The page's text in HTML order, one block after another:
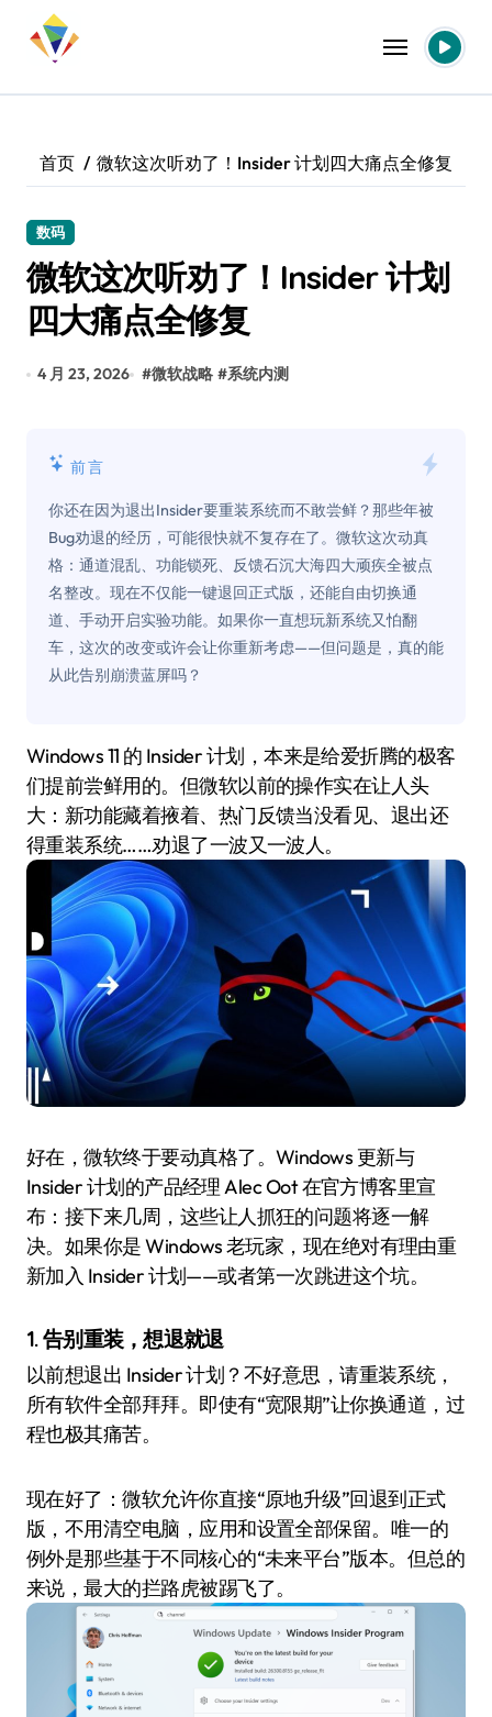
首页 微软这次听劝了！Insider 计划四大痛点全修复
数码
微软这次听劝了！Insider 计划
四大痛点全修复
4 月 23, 2026 #微软战略 #系统内测
前言
你还在因为退出Insider要重装系统而不敢尝鲜？那些年被
Bug劝退的经历，可能很快就不复存在了。微软这次动真
格：通道混乱、功能锁死、反馈石沉大海四大顽疾全被点
名整改。现在不仅能一键退回正式版，还能自由切换通
道、手动开启实验功能。如果你一直想玩新系统又怕翻
车，这次的改变或许会让你重新考虑——但问题是，真的能
从此告别崩溃蓝屏吗？
Windows 11 的 Insider 计划，本来是给爱折腾的极客
们提前尝鲜用的。但微软以前的操作实在让人头
大：新功能藏着掖着、热门反馈当没看见、退出还
得重装系统……劝退了一波又一波人。
好在，微软终于要动真格了。Windows 更新与
Insider 计划的产品经理 Alec Oot 在官方博客里宣
布：接下来几周，这些让人抓狂的问题将逐一解
决。如果你是 Windows 老玩家，现在绝对有理由重
新加入 Insider 计划——或者第一次跳进这个坑。
1. 告别重装，想退就退
以前想退出 Insider 计划？不好意思，请重装系统，
所有软件全部拜拜。即使有“宽限期”让你换通道，过
程也极其痛苦。
现在好了：微软允许你直接“原地升级”回退到正式
版，不用清空电脑，应用和设置全部保留。唯一的
例外是那些基于不同核心的“未来平台”版本。但总的
来说，最大的拦路虎被踢飞了。